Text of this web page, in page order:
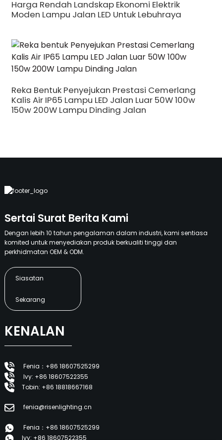
Harga Rendah Landskap Ekonomi Elektrik
Moden Lampu Jalan LED Untuk Lebuhraya
Reka Bentuk Penyejukan Prestasi Cemerlang
Kalis Air IP65 Lampu LED Jalan Luar 50W 100w
150w 200W Lampu Dinding Jalan
Sertai Surat Berita Kami
Dengan lebih 10 tahun pengalaman dalam industri, kami sentiasa
komited untuk menyediakan produk berkualiti tinggi dan
perkhidmatan OEM & ODM.
Siasatan
Sekarang
KENALAN
Fenia：+86 18607525299
Ivy: +86 18607522355
Tobin: +86 18818667168
fenia@risenlighting.cn
Fenia：+86 18607525299
Ivy: +86 18607522355